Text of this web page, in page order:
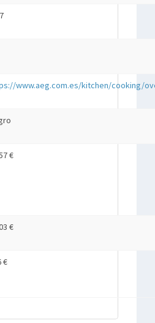
www.aeg.com.es/kitchen/cooking/
€
€
€